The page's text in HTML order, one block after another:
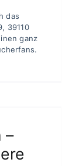
das
39110
ganz
–